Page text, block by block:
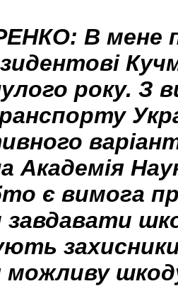
В мене
року. З
Академія
є вимога
можливу